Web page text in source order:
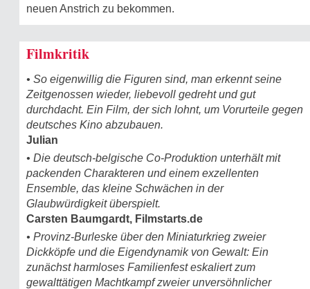
neuen Anstrich zu bekommen.
Filmkritik
• So eigenwillig die Figuren sind, man erkennt seine
Zeitgenossen wieder, liebevoll gedreht und gut
durchdacht. Ein Film, der sich lohnt, um Vorurteile gegen
deutsches Kino abzubauen.
Julian
• Die deutsch-belgische Co-Produktion unterhält mit
packenden Charakteren und einem exzellenten
Ensemble, das kleine Schwächen in der
Glaubwürdigkeit überspielt.
Carsten Baumgardt, Filmstarts.de
• Provinz-Burleske über den Miniaturkrieg zweier
Dickköpfe und die Eigendynamik von Gewalt: Ein
zunächst harmloses Familienfest eskaliert zum
gewalttätigen Machtkampf zweier unversöhnlicher